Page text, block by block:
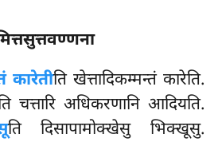
कारेतीति खेत्तादिकम्मन्तं कारेति.
चत्तारि अधिकरणानि आदियति.
ति दिसापामोक्खेसु भिक्खूसु.